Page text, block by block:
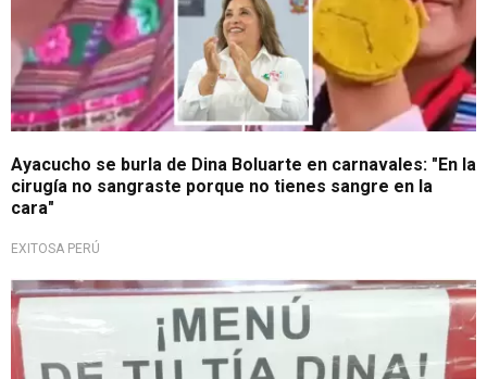
Ayacucho se burla de Dina Boluarte en carnavales: "En la
cirugía no sangraste porque no tienes sangre en la
cara"
EXITOSA PERÚ
¡Gran promoción!